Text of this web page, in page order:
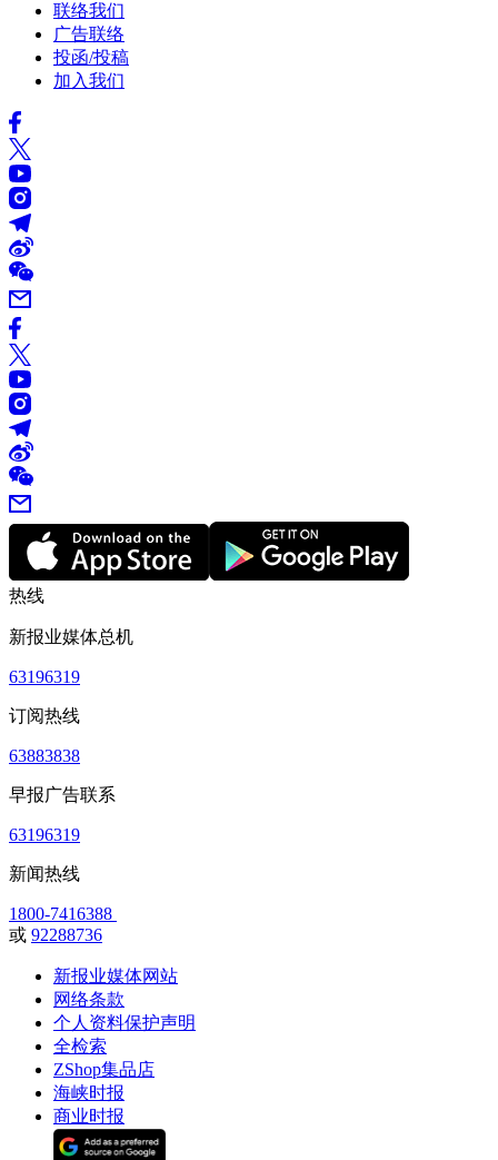
联络我们
广告联络
投函/投稿
加入我们
热线
新报业媒体总机
63196319
订阅热线
63883838
早报广告联系
63196319
新闻热线
1800-7416388
或 92288736
新报业媒体网站
网络条款
个人资料保护声明
全检索
ZShop集品店
海峡时报
商业时报